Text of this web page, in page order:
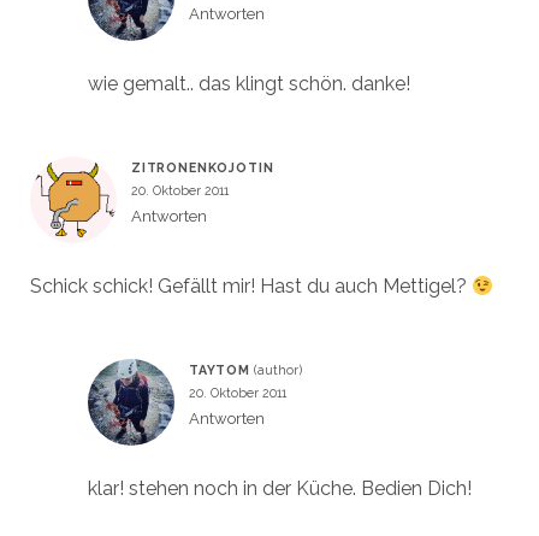
Antworten
wie gemalt.. das klingt schön. danke!
ZITRONENKOJOTIN
20. Oktober 2011
Antworten
Schick schick! Gefällt mir! Hast du auch Mettigel?
TAYTOM
20. Oktober 2011
Antworten
klar! stehen noch in der Küche. Bedien Dich!